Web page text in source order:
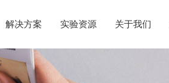
解决方案 实验资源 关于我们